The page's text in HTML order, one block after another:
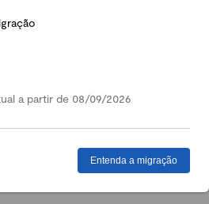
Conservadora mais que
em Renda Fixa lucrou
a partir de 08/09/2026
Entenda a migração